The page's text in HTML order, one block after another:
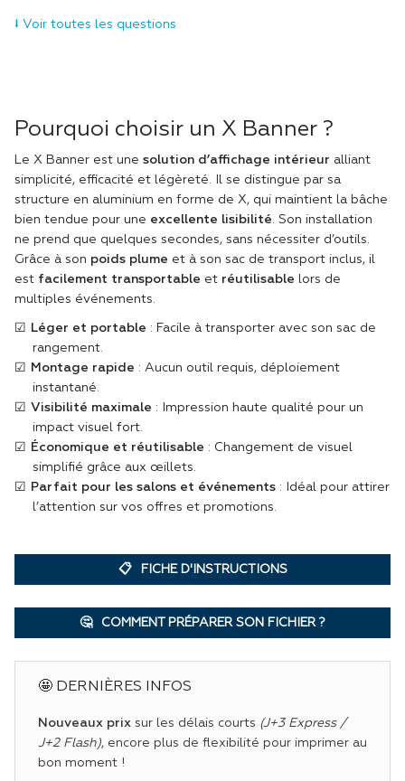
nettoyer la surface imprimée.
Peut-on commander plusieurs visuels pour une seule
structure ?
✅ Oui, dans un second produit, vous pouvez
commandez les visuels supplémentaires en
Le X Banner est-il stable sur toutes les surfaces ?
d’éviter les surfaces trop irrégulières.
Quel est le délai de fabrication ?
✅ Vous avez le choix entre 3 à 10 jours ouvrés de
production, hors livraison.
⭣ Voir toutes les questions
Pourquoi choisir un X Banner ?
Le X Banner est une solution d’affichage intérieur alliant
simplicité, efficacité et légèreté. Il se distingue par sa
structure en aluminium en forme de X, qui maintient la bâche
bien tendue pour une excellente lisibilité. Son installation
ne prend que quelques secondes, sans nécessiter d’outils.
Grâce à son poids plume et à son sac de transport inclus, il
est facilement transportable et réutilisable lors de
multiples événements.
Léger et portable : Facile à transporter avec son sac de
rangement.
Montage rapide : Aucun outil requis, déploiement
instantané.
Visibilité maximale : Impression haute qualité pour un
impact visuel fort.
Économique et réutilisable : Changement de visuel
simplifié grâce aux œillets.
Parfait pour les salons et événements : Idéal pour attirer
l’attention sur vos offres et promotions.
FICHE D'INSTRUCTIONS
COMMENT PRÉPARER SON FICHIER ?
🤩 DERNIÈRES INFOS
Nouveaux prix sur les délais courts (J+3 Express /
J+2 Flash), encore plus de flexibilité pour imprimer au
bon moment !